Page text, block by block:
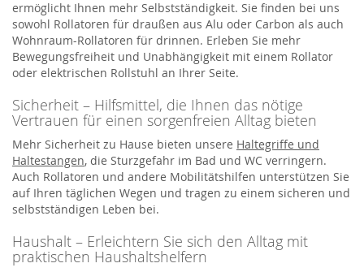
ermöglicht Ihnen mehr Selbstständigkeit. Sie finden bei uns
sowohl Rollatoren für draußen aus Alu oder Carbon als auch
Wohnraum-Rollatoren für drinnen. Erleben Sie mehr
Bewegungsfreiheit und Unabhängigkeit mit einem Rollator
oder elektrischen Rollstuhl an Ihrer Seite.
Sicherheit – Hilfsmittel, die Ihnen das nötige
Vertrauen für einen sorgenfreien Alltag bieten
Mehr Sicherheit zu Hause bieten unsere Haltegriffe und
Haltestangen, die Sturzgefahr im Bad und WC verringern.
Auch Rollatoren und andere Mobilitätshilfen unterstützen Sie
auf Ihren täglichen Wegen und tragen zu einem sicheren und
selbstständigen Leben bei.
Haushalt – Erleichtern Sie sich den Alltag mit
praktischen Haushaltshelfern